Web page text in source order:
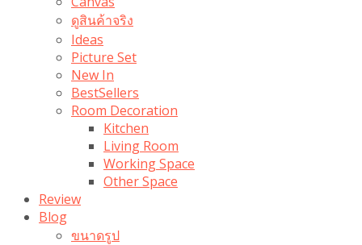
ดูสินค้าจริง
Ideas
Picture Set
New In
BestSellers
Room Decoration
Kitchen
Living Room
Working Space
Other Space
Review
Blog
ขนาดรูป